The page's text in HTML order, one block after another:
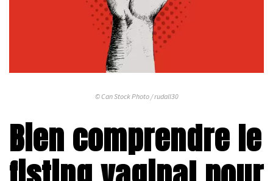
© Can Stock Photo / rudall30
Bien comprendre le